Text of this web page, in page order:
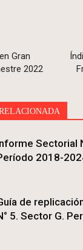
Gran
2022
Sectorial
2018-
de
5. Sector G.